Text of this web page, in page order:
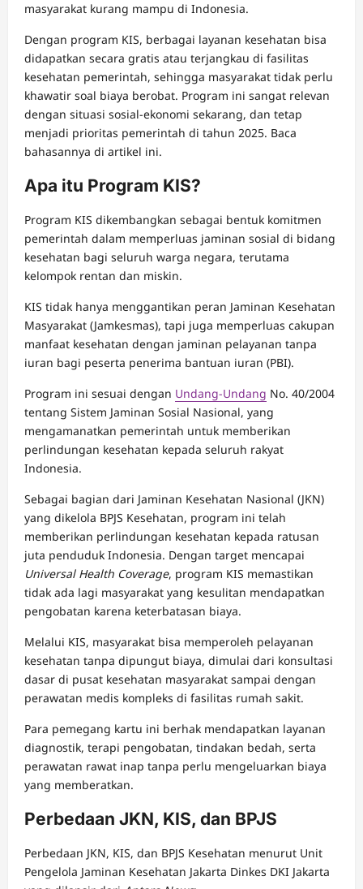
masyarakat kurang mampu di Indonesia.
Dengan program KIS, berbagai layanan kesehatan bisa
didapatkan secara gratis atau terjangkau di fasilitas
kesehatan pemerintah, sehingga masyarakat tidak perlu
khawatir soal biaya berobat. Program ini sangat relevan
dengan situasi sosial-ekonomi sekarang, dan tetap
menjadi prioritas pemerintah di tahun 2025. Baca
bahasannya di artikel ini.
Apa itu Program KIS?
Program KIS dikembangkan sebagai bentuk komitmen
pemerintah dalam memperluas jaminan sosial di bidang
kesehatan bagi seluruh warga negara, terutama
kelompok rentan dan miskin.
KIS tidak hanya menggantikan peran Jaminan Kesehatan
Masyarakat (Jamkesmas), tapi juga memperluas cakupan
manfaat kesehatan dengan jaminan pelayanan tanpa
iuran bagi peserta penerima bantuan iuran (PBI).
Program ini sesuai dengan Undang-Undang No. 40/2004
tentang Sistem Jaminan Sosial Nasional, yang
mengamanatkan pemerintah untuk memberikan
perlindungan kesehatan kepada seluruh rakyat
Indonesia.
Sebagai bagian dari Jaminan Kesehatan Nasional (JKN)
yang dikelola BPJS Kesehatan, program ini telah
memberikan perlindungan kesehatan kepada ratusan
juta penduduk Indonesia. Dengan target mencapai
Universal Health Coverage, program KIS memastikan
tidak ada lagi masyarakat yang kesulitan mendapatkan
pengobatan karena keterbatasan biaya.
Melalui KIS, masyarakat bisa memperoleh pelayanan
kesehatan tanpa dipungut biaya, dimulai dari konsultasi
dasar di pusat kesehatan masyarakat sampai dengan
perawatan medis kompleks di fasilitas rumah sakit.
Para pemegang kartu ini berhak mendapatkan layanan
diagnostik, terapi pengobatan, tindakan bedah, serta
perawatan rawat inap tanpa perlu mengeluarkan biaya
yang memberatkan.
Perbedaan JKN, KIS, dan BPJS
Perbedaan JKN, KIS, dan BPJS Kesehatan menurut Unit
Pengelola Jaminan Kesehatan Jakarta Dinkes DKI Jakarta